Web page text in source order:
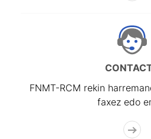
FNMT-RCM rekin
faxez edo